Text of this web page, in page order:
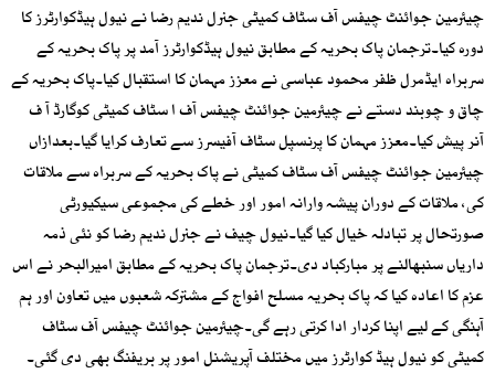
چیئرمین جوائنٹ چیفس آف سٹاف کمیٹی جنرل ندیم رضا نے نیول ہیڈکوارٹرز کا
دورہ کیا۔ترجمان پاک بحریہ کے مطابق نیول ہیڈکوارٹرز آمد پر پاک بحریہ کے
سربراہ ایڈمرل ظفر محمود عباسی نے معزز مہمان کا استقبال کیا۔پاک بحریہ کے
چاق و چوبند دستے نے چیئرمین جوائنٹ چیفس آف ا سٹاف کمیٹی کوگارڈ آ ف
آنر پیش کیا۔معزز مہمان کا پرنسپل سٹاف آفیسرز سے تعارف کرایا گیا۔بعدازاں
چیئرمین جوائنٹ چیفس آف سٹاف کمیٹی نے پاک بحریہ کے سربراہ سے ملاقات
کی، ملاقات کے دوران پیشہ وارانہ امور اور خطے کی مجموعی سیکیورٹی
صورتحال پر تبادلہ خیال کیا گیا۔نیول چیف نے جنرل ندیم رضا کو نئی ذمہ
داریاں سنبھالنے پر مبارکباد دی۔ترجمان پاک بحریہ کے مطابق امیرالبحر نے اس
عزم کا اعادہ کیا کہ پاک بحریہ مسلح افواج کے مشترکہ شعبوں میں تعاون اور ہم
آہنگی کے لیے اپنا کردار ادا کرتی رہے گی۔چیئرمین جوائنٹ چیفس آف سٹاف
کمیٹی کو نیول ہیڈ کوارٹرز میں مختلف آپریشنل امور پر بریفنگ بھی دی گئی۔